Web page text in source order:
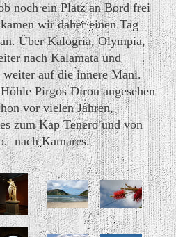
noch ein Platz an Bord frei
wir daher einen Tag
Über Kalogria, Olympia,
nach Kalamata und
auf die innere Mani.
Pirgos Dirou angesehen
vor vielen Jahren,
zum Kap Tenero und von
nach Kamares.